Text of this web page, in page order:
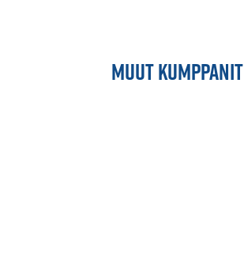
MUUT KUMPPANIT